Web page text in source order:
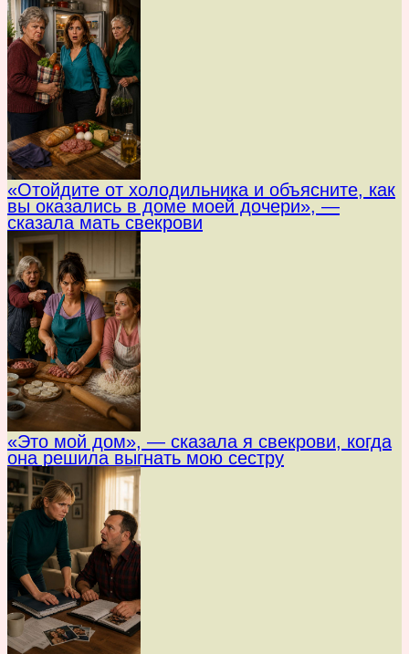
«Отойдите от холодильника и объясните, как
вы оказались в доме моей дочери», —
сказала мать свекрови
«Это мой дом», — сказала я свекрови, когда
она решила выгнать мою сестру